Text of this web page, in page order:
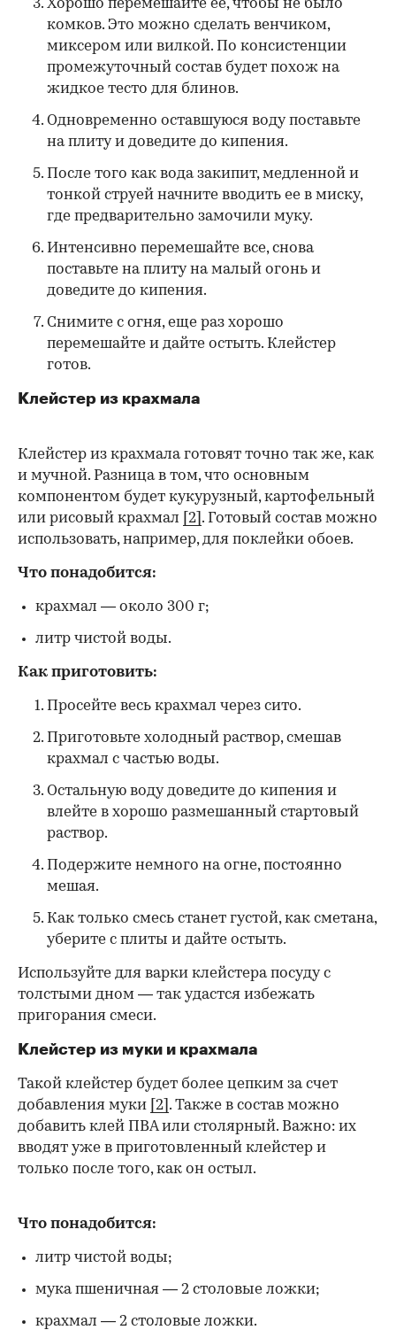
Хорошо перемешайте ее, чтобы не было
комков. Это можно сделать венчиком,
миксером или вилкой. По консистенции
промежуточный состав будет похож на
жидкое тесто для блинов.
Одновременно оставшуюся воду поставьте
на плиту и доведите до кипения.
После того как вода закипит, медленной и
тонкой струей начните вводить ее в миску,
где предварительно замочили муку.
Интенсивно перемешайте все, снова
поставьте на плиту на малый огонь и
доведите до кипения.
Снимите с огня, еще раз хорошо
перемешайте и дайте остыть. Клейстер
готов.
Клейстер из крахмала
Клейстер из крахмала готовят точно так же, как
и мучной. Разница в том, что основным
компонентом будет кукурузный, картофельный
или рисовый крахмал
[2] . Готовый состав можно
использовать, например, для поклейки обоев.
Что понадобится:
крахмал — около 300 г;
литр чистой воды.
Как приготовить:
Просейте весь крахмал через сито.
Приготовьте холодный раствор, смешав
крахмал с частью воды.
Остальную воду доведите до кипения и
влейте в хорошо размешанный стартовый
раствор.
Подержите немного на огне, постоянно
мешая.
Как только смесь станет густой, как сметана,
уберите с плиты и дайте остыть.
Используйте для варки клейстера посуду с
толстыми дном — так удастся избежать
пригорания смеси.
Клейстер из муки и крахмала
Такой клейстер будет более цепким за счет
добавления муки [2] . Также в состав можно
добавить клей ПВА или столярный. Важно: их
вводят уже в приготовленный клейстер и
только после того, как он остыл.
Что понадобится:
литр чистой воды;
мука пшеничная — 2 столовые ложки;
крахмал — 2 столовые ложки.